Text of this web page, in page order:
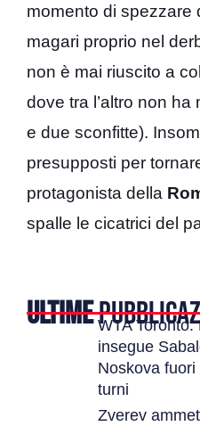
momento di spezzare
magari proprio nel
non è mai riuscito a
dove tra l’altro non
e due sconfitte).
presupposti per
protagonista della
spalle le cicatrici del
ULTIMEWTA Toronto:
insegue
Noskova fuori
turni
Zverev